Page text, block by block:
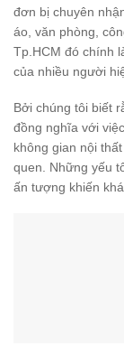
đơn bị chuyên
áo, văn phòng,
Tp.HCM đó chính
của nhiều người
Bởi chúng tôi biết
đồng nghĩa với
không gian nội
quen. Những yếu
ấn tượng khiến